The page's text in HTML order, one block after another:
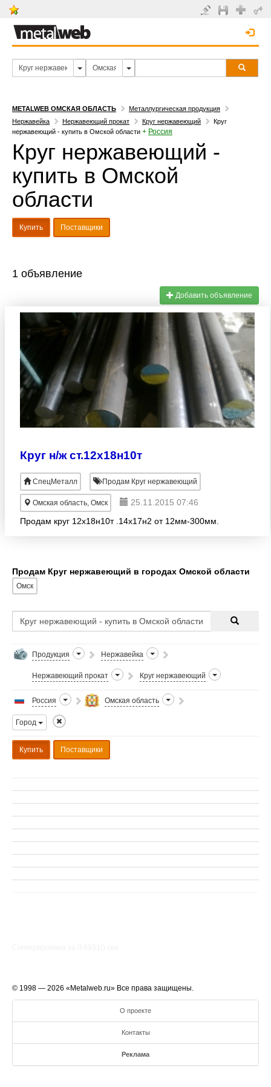
METALWEB ОМСКАЯ ОБЛАСТЬ
Металлургическая продукция
Нержавейка
Нержавеющий прокат Круг нержавеющий
Круг
нержавеющий - купить в Омской области + Россия
Круг нержавеющий -
купить в Омской
области
Купить Поставщики
1 объявление
Добавить объявление
Круг н/ж ст.12х18н10т
СпецМеталл Продам Круг нержавеющий
Омская область, Омск
25.11.2015 07:46
Продам круг 12х18н10т .14х17н2 от 12мм-300мм.
Продам Круг нержавеющий в городах Омской области
Омск
Продукция Нержавейка
Нержавеющий прокат Круг нержавеющий
Россия Омская область
Город
Купить Поставщики
© 1998 — 2026 «Metalweb.ru» Все права защищены.
О проекте
Контакты
Реклама